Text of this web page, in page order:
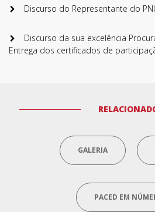
Discurso do Representante do
Discurso da sua excelência
Entrega dos certificados de
GALERIA
PACED EM